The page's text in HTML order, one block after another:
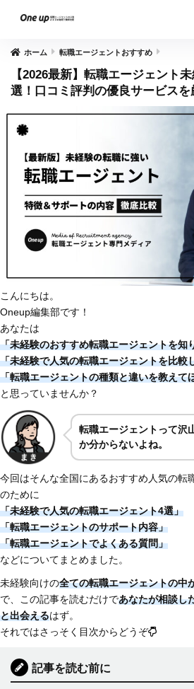
ホーム 転職エージェントおすすめ
【2026最新】転職エージェント
選！口コミ評判の優良サービスを
こんにちは。
Oneup編集部です！
あなたは
「未経験のおすすめ転職エージェントを知
「未経験で人気の転職エージェントを比較
「転職エージェントの種類と違いを教えて
と思っていませんか？
転職エージェントって沢
か分からないよね。
今回はそんな全国にあるおすすめ人気の転
のために
「未経験で人気の転職エージェント4選」
「転職エージェントのサポート内容」
「転職エージェントでよくある質問」
などについてまとめました。
未経験向けの全ての転職エージェントの中
で、この記事を読むだけであなたが相談し
と出会えるはず。
それではさっそく目次からどうぞ
記事を読む前に